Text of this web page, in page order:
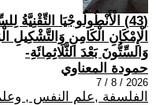
(43) الْأَنْطُولُوجْيَا
الْإِمْكَانِ الْكَامِنِ وَالتَّشْكِيلِ
وَالسِّتُّونَ بَعْدَ الثَّلَاثِمِائَةِ-
حمودة المعناوي
2026 / 8 / 7
الفلسفة ,علم النفس ,